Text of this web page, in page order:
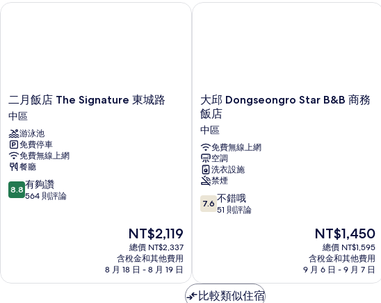
二
月
飯
店
The
Signature
東
城
路
二月飯店 The Signature 東城路
中區
游泳池
免費停車
免費無線上網
餐廳
8.8
分，
讚，
8.8 有夠讚
564 則評論
現
在
價
格
為
NT$2,119
總價 NT$2,337
含稅金和其他費用
8 月 18 日 - 8 月 19 日
二月飯店 The Signature 東城路
大
邱
Dongseongro
Star
B&B
商
務
飯
店
中
大邱 Dongseongro Star B&B 商務
飯店
中區
免費無線上網
空調
洗衣設施
禁煙
7.6
分，
錯
哦，
7.6 不錯哦
51 則評論
現
在
價
格
為
NT$1,450
總價 NT$1,595
含稅金和其他費用
9 月 6 日 - 9 月 7 日
大邱 Dongseongro Star B&B 商務飯店
比較類似住宿